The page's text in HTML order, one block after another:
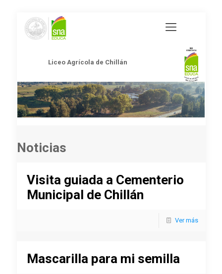
Liceo Agrícola de Chillán
Noticias
Visita guiada a Cementerio
Municipal de Chillán
Ver más
Mascarilla para mi semilla